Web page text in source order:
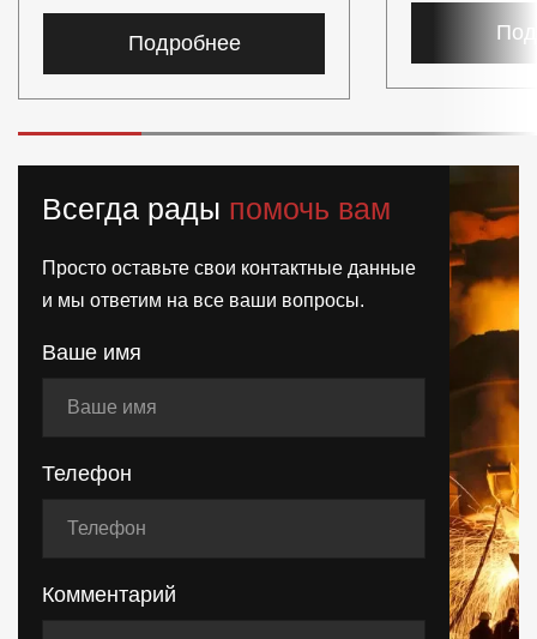
Подробнее
Всегда рады помочь вам
Просто оставьте свои контактные данные
и мы ответим на все ваши вопросы.
Ваше имя
Телефон
Комментарий